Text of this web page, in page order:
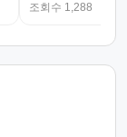
조회수 1,288